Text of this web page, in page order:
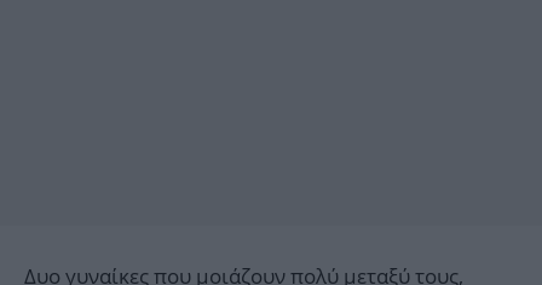
Δυο γυναίκες που μοιάζουν πολύ μεταξύ τους,